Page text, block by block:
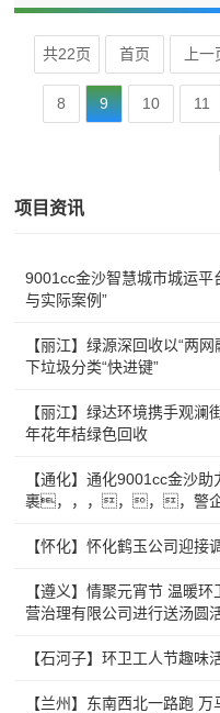
共22页 首页 上一
8 9 10 11
项目资讯
9001cc金沙智慧城市城运平
与实际案例”
【丽江】绿源深回收以“
下垃圾分类“快进键”
【丽江】绿达环境携手观
年花年桔绿色回收
【通化】通化9001cc金沙
裹，，，，，，警企
【怀化】怀化鹤玉公司迎
【遵义】情聚元宵节 温暖
营治理有限公司进行送汤圆
【石河子】环卫工人节趣味
【兰州】东南西北一路跑